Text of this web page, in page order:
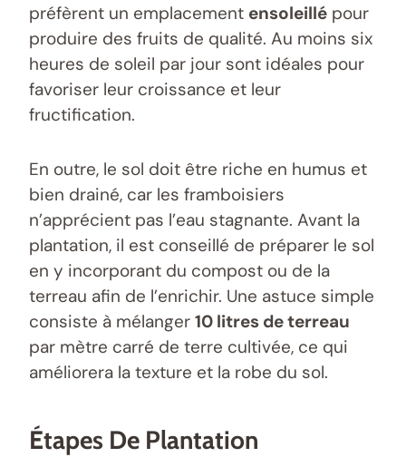
préfèrent un emplacement ensoleillé pour
produire des fruits de qualité. Au moins six
heures de soleil par jour sont idéales pour
favoriser leur croissance et leur
fructification.
En outre, le sol doit être riche en humus et
bien drainé, car les framboisiers
n’apprécient pas l’eau stagnante. Avant la
plantation, il est conseillé de préparer le sol
en y incorporant du compost ou de la
terreau afin de l’enrichir. Une astuce simple
consiste à mélanger 10 litres de terreau
par mètre carré de terre cultivée, ce qui
améliorera la texture et la robe du sol.
Étapes De Plantation